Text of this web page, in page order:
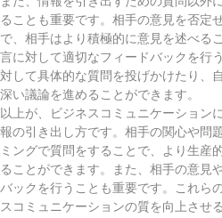
ることも重要です。相手の意見を否定
で、相手はより積極的に意見を述べる
言に対して適切なフィードバックを行
対して具体的な質問を投げかけたり、
深い議論を進めることができます。
以上が、ビジネスコミュニケーション
報の引き出し方です。相手の関心や問
ミングで質問をすることで、より生産
ることができます。また、相手の意見
バックを行うことも重要です。これら
スコミュニケーションの質を向上させ